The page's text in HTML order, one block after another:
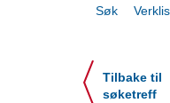
Søk
Tilbake til
søketreff